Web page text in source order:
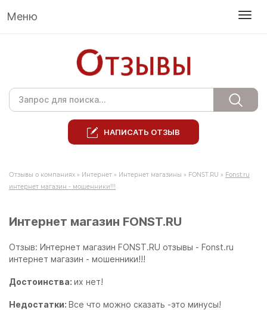
Меню
НАПИСАТЬ ОТЗЫВ
Отзывы о компаниях » Интернет » Интернет магазины » FONST.RU » Fonst.ru
интернет магазин - мошенники!!!
Интернет магазин FONST.RU
Отзыв: Интернет магазин FONST.RU отзывы - Fonst.ru
интернет магазин - мошенники!!!
Достоинства: их нет!
Недостатки: Все что можно сказать -это минусы!